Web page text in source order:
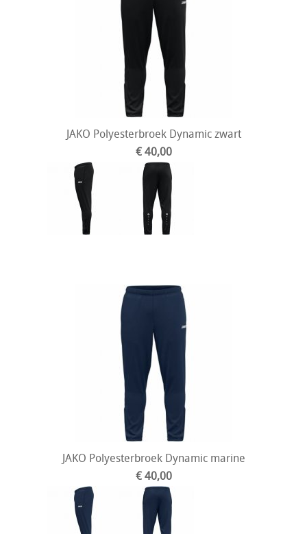
JAKO Polyesterbroek Dynamic zwart
€ 40,00
JAKO Polyesterbroek Dynamic marine
€ 40,00